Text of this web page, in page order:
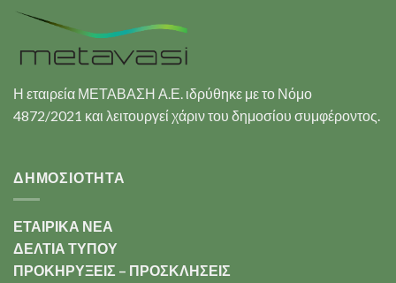
Η εταιρεία ΜΕΤΑΒΑΣΗ Α.Ε. ιδρύθηκε με το Νόμο
4872/2021 και λειτουργεί χάριν του δημοσίου συμφέροντος.
ΔΗΜΟΣΙΟΤΗΤΑ
ΕΤΑΙΡΙΚΑ ΝΕΑ
ΔΕΛΤΙΑ ΤΥΠΟΥ
ΠΡΟΚΗΡΥΞΕΙΣ – ΠΡΟΣΚΛΗΣΕΙΣ